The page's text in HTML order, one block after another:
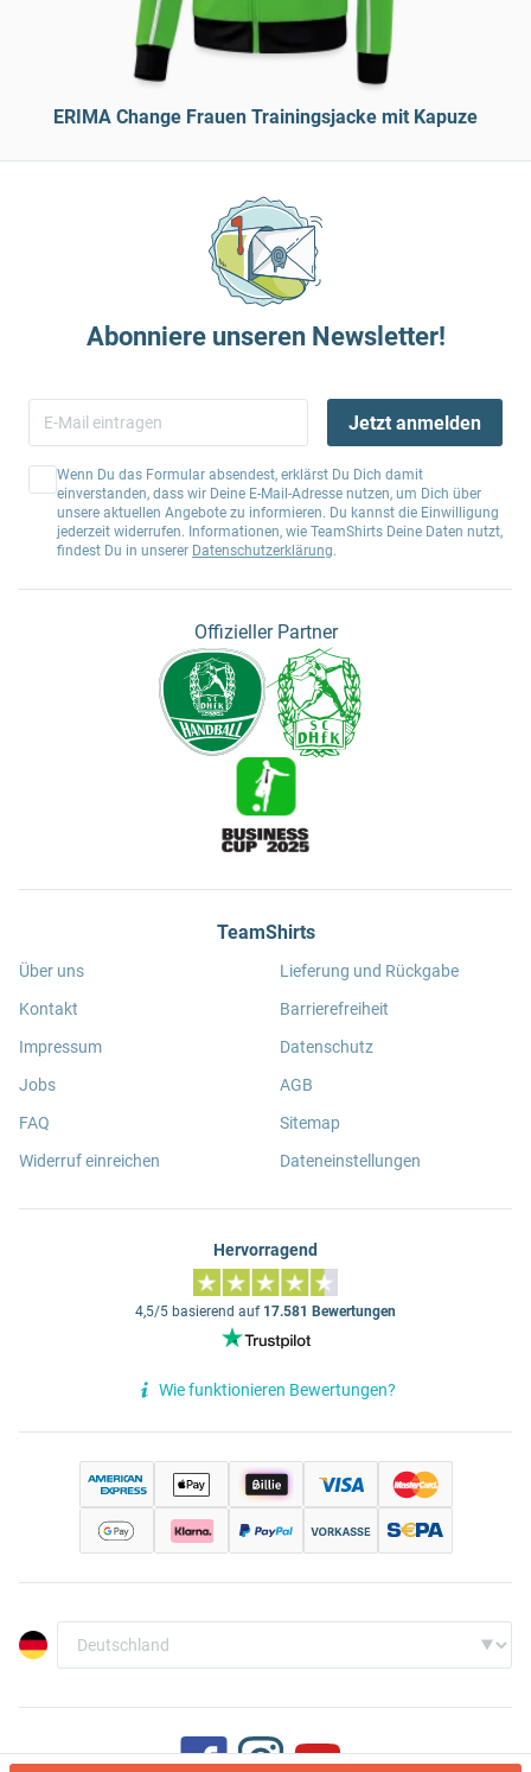
ERIMA Change Frauen Trainingsjacke mit Kapuze
Abonniere unseren Newsletter!
Jetzt anmelden
Wenn Du das Formular absendest, erklärst Du Dich damit
einverstanden, dass wir Deine E-Mail-Adresse nutzen, um Dich über
unsere aktuellen Angebote zu informieren. Du kannst die Einwilligung
jederzeit widerrufen. Informationen, wie TeamShirts Deine Daten nutzt,
findest Du in unserer Datenschutzerklärung.
Offizieller Partner
TeamShirts
Über uns
Kontakt
Impressum
Jobs
FAQ
Widerruf einreichen
Lieferung und Rückgabe
Barrierefreiheit
Datenschutz
AGB
Sitemap
Dateneinstellungen
Hervorragend
4,5/5 basierend auf 17.581 Bewertungen
Wie funktionieren Bewertungen?